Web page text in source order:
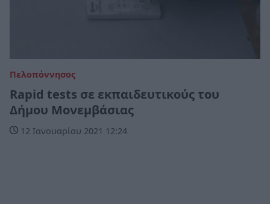
Πελοπόννησος
Rapid tests σε εκπαιδευτικούς του
Δήμου Μονεμβάσιας
12 Ιανουαρίου 2021 12:24